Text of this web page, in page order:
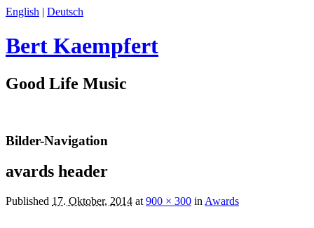
English | Deutsch
Bert Kaempfert
Good Life Music
Bilder-Navigation
avards header
Published 17. Oktober, 2014 at 900 × 300 in Awards